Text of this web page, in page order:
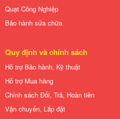
Quạt Công Nghiệp
Bảo hành sửa chữa
Quy định và chính sách
Hỗ trợ Bảo hành, Kỹ thuật
Hỗ trợ Mua hàng
Chính sách Đổi, Trả, Hoàn tiền
Vận chuyển, Lắp đặt